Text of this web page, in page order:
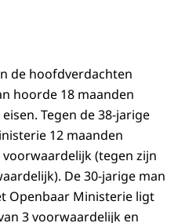
de hoofdverdachten
hoorde 18 maanden
Tegen de 38-jarige
12 maanden
(tegen zijn
De 30-jarige man
Openbaar Ministerie ligt
3 voorwaardelijk en